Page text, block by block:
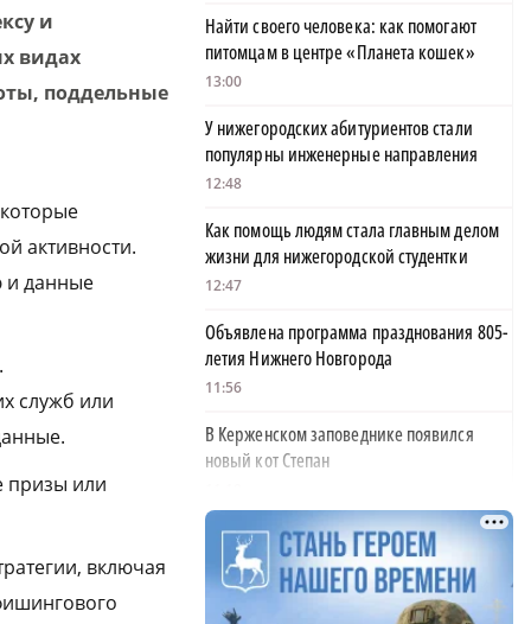
и
видах
поддельные
активности.
и данные
служб или
призы или
включая
Найти своего человека: как помогают
питомцам в центре «Планета кошек»
13:00
У нижегородских абитуриентов стали
популярны инженерные направления
12:48
Как помощь людям стала главным делом
жизни для нижегородской студентки
12:47
Объявлена программа празднования 805-
летия Нижнего Новгорода
11:56
В Керженском заповеднике появился
новый кот Степан
На 30% вырос средний проходной балл в
нижегородских вузах
11:00